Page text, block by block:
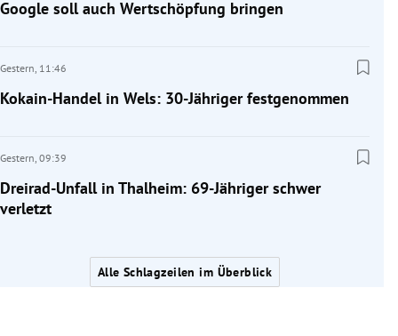
Google soll auch Wertschöpfung bringen
Gestern, 11:46
Kokain-Handel in Wels: 30-Jähriger festgenommen
Gestern, 09:39
Dreirad-Unfall in Thalheim: 69-Jähriger schwer
verletzt
Alle Schlagzeilen im Überblick